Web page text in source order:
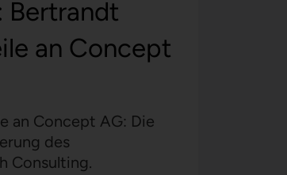
Bertrandt
an Concept
an Concept AG: Die
des
Consulting.